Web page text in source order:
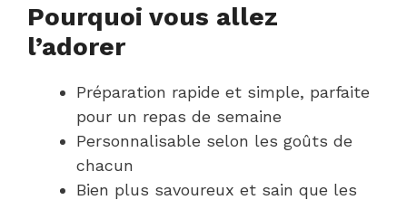
Pourquoi vous allez
l’adorer
Préparation rapide et simple, parfaite
pour un repas de semaine
Personnalisable selon les goûts de
chacun
Bien plus savoureux et sain que les